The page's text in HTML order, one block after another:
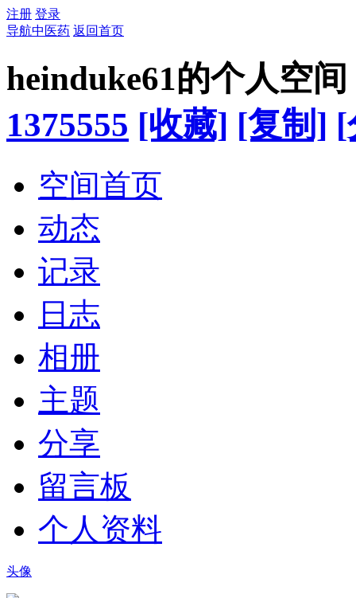
注册 登录
导航中医药 返回首页
heinduke61的个人空间
1375555 [收藏] [复制] [
空间首页
动态
记录
日志
相册
主题
分享
留言板
个人资料
头像